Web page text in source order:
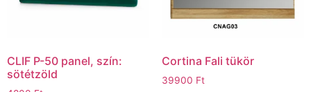
CLIF P-50 panel, szín:
sötétzöld
Cortina Fali tükör
39900 Ft